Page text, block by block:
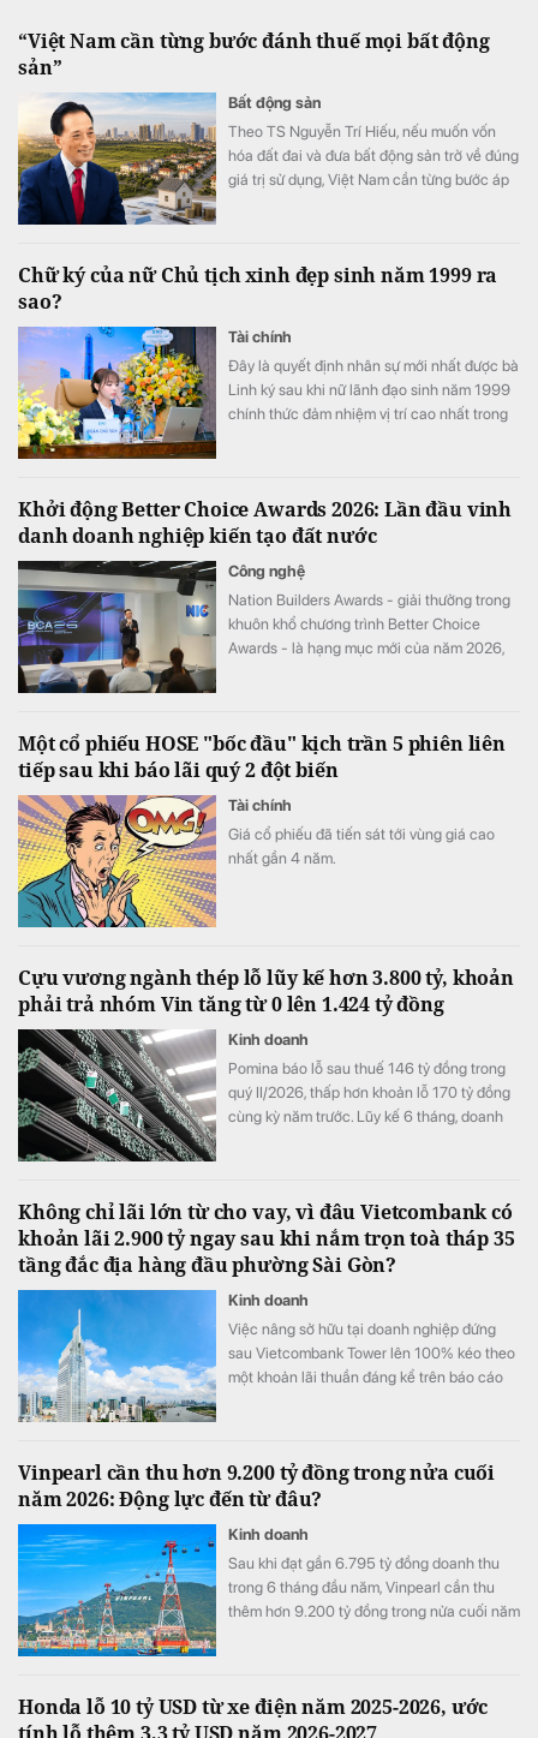
“Việt Nam cần từng bước đánh thuế mọi bất động
sản”
Bất động sản
Theo TS Nguyễn Trí Hiếu, nếu muốn vốn
hóa đất đai và đưa bất động sản trở về đúng
giá trị sử dụng, Việt Nam cần từng bước áp
Chữ ký của nữ Chủ tịch xinh đẹp sinh năm 1999 ra
sao?
Tài chính
Đây là quyết định nhân sự mới nhất được bà
Linh ký sau khi nữ lãnh đạo sinh năm 1999
chính thức đảm nhiệm vị trí cao nhất trong
Khởi động Better Choice Awards 2026: Lần đầu vinh
danh doanh nghiệp kiến tạo đất nước
Công nghệ
Nation Builders Awards - giải thưởng trong
khuôn khổ chương trình Better Choice
Awards - là hạng mục mới của năm 2026,
Một cổ phiếu HOSE "bốc đầu" kịch trần 5 phiên liên
tiếp sau khi báo lãi quý 2 đột biến
Tài chính
Giá cổ phiếu đã tiến sát tới vùng giá cao
nhất gần 4 năm.
Cựu vương ngành thép lỗ lũy kế hơn 3.800 tỷ, khoản
phải trả nhóm Vin tăng từ 0 lên 1.424 tỷ đồng
Kinh doanh
Pomina báo lỗ sau thuế 146 tỷ đồng trong
quý II/2026, thấp hơn khoản lỗ 170 tỷ đồng
cùng kỳ năm trước. Lũy kế 6 tháng, doanh
Không chỉ lãi lớn từ cho vay, vì đâu Vietcombank có
khoản lãi 2.900 tỷ ngay sau khi nắm trọn toà tháp 35
tầng đắc địa hàng đầu phường Sài Gòn?
Kinh doanh
Việc nâng sở hữu tại doanh nghiệp đứng
sau Vietcombank Tower lên 100% kéo theo
một khoản lãi thuần đáng kể trên báo cáo
Vinpearl cần thu hơn 9.200 tỷ đồng trong nửa cuối
năm 2026: Động lực đến từ đâu?
Kinh doanh
Sau khi đạt gần 6.795 tỷ đồng doanh thu
trong 6 tháng đầu năm, Vinpearl cần thu
thêm hơn 9.200 tỷ đồng trong nửa cuối năm
Honda lỗ 10 tỷ USD từ xe điện năm 2025-2026, ước
tính lỗ thêm 3,3 tỷ USD năm 2026-2027